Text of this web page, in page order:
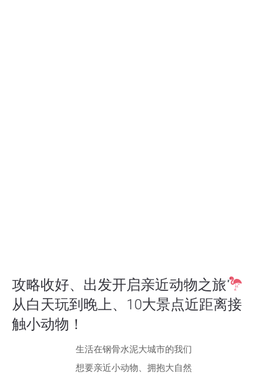
攻略收好、出发开启亲近动物之旅
从白天玩到晚上、10大景点近距离接
触小动物！
生活在钢骨水泥大城市的我们
想要亲近小动物、拥抱大自然